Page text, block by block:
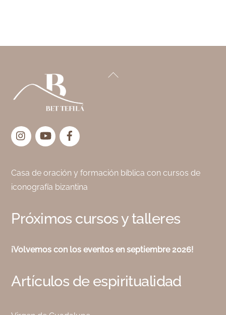
Back
InstagramYouTube
Casa de oración y formación bíblica con cursos de
iconografía bizantina
Próximos cursos y talleres
¡Volvemos con los eventos en septiembre 2026!
Artículos de espiritualidad